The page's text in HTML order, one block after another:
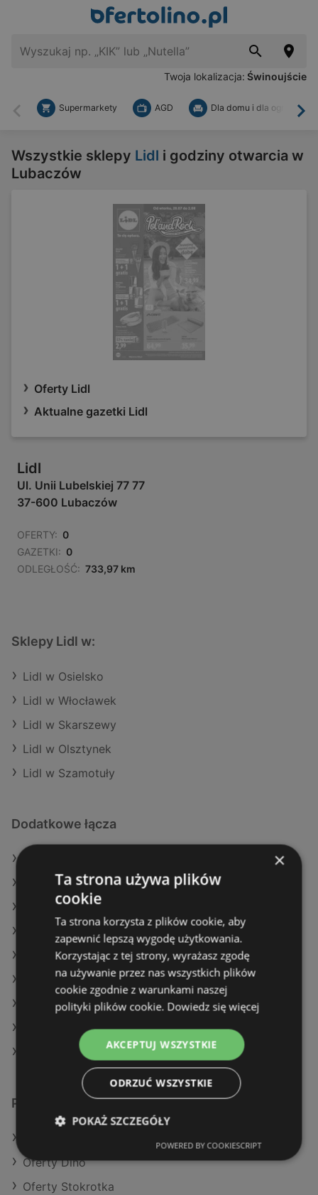
Twoja lokalizacja: Świnoujście
Wstecz
Supermarkety AGD Dla domu i dla ogrodu
Wszystkie sklepy Lidl i godziny otwarcia w
Lubaczów
Oferty Lidl
Aktualne gazetki Lidl
Lidl
Ul. Unii Lubelskiej 77 77
37-600 Lubaczów
OFERTY: 0
GAZETKI: 0
ODLEGŁOŚĆ: 733,97 km
Sklepy Lidl w:
Lidl w Osielsko
Lidl w Włocławek
Lidl w Skarszewy
Lidl w Olsztynek
Lidl w Szamotuły
Dodatkowe łącza
Oferty Dino
Oferty SPAR
Aktualne gazetki Delikatesy Centrum
Aktualne gazetki Action
Aktualne gazetki Dealz
Aktualne gazetki Netto
Aktualne gazetki Carrefour
Sklepy Lidl w Międzyzdroje
Podobne sklepy detaliczne
Oferty Dino
Oferty Stokrotka
×
Ta strona używa plików
cookie
Ta strona korzysta z plików cookie, aby
zapewnić lepszą wygodę użytkowania.
Korzystając z tej strony, wyrażasz zgodę
na używanie przez nas wszystkich plików
cookie zgodnie z warunkami naszej
polityki plików cookie. Dowiedz się więcej
AKCEPTUJ WSZYSTKIE
ODRZUĆ WSZYSTKIE
POKAŻ SZCZEGÓŁY
POWERED BY COOKIESCRIPT